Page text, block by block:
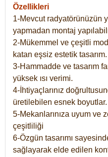
Özellikleri
1-Mevcut radyatörünüzün
yapmadan montaj
2-Mükemmel ve çeşitli
katan eşsiz estetik tasarım.
3-Hammadde ve tasarım
yüksek ısı verimi.
4-İhtiyaçlarınız
üretilebilen esnek boyutlar.
5-Mekanlarınıza uyum ve
çeşitliliği
6-Özgün tasarımı
sağlayarak elde edilen